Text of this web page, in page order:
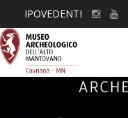
IPOVEDENTI